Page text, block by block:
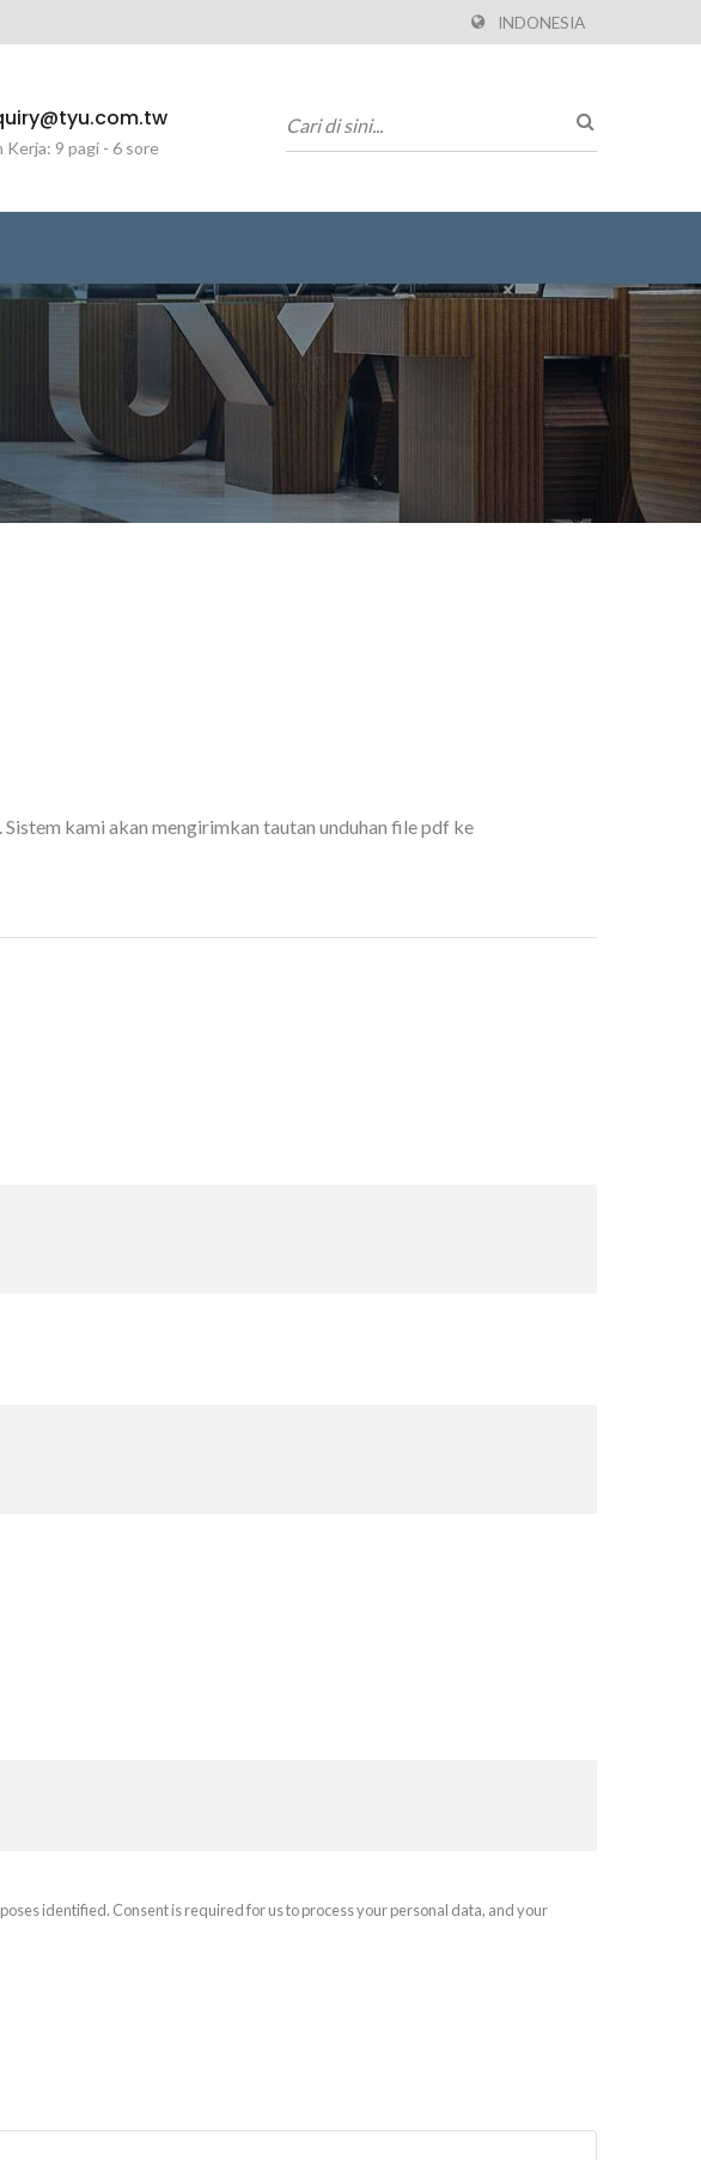
INDONESIA
Kerja: 9 pagi - 6 sore
kami akan mengirimkan tautan unduhan file pdf ke
identified. Consent is required for us to process your personal data, and your